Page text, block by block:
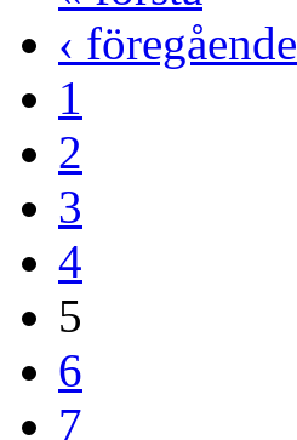
‹ föregående
1
2
3
4
5
6
7